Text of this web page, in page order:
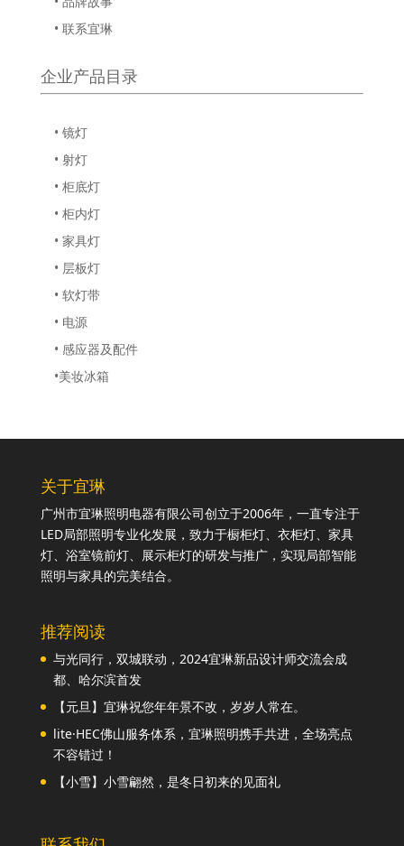
• 联系宜琳
企业产品目录
• 镜灯
• 射灯
• 柜底灯
• 柜内灯
• 家具灯
• 层板灯
• 软灯带
• 电源
• 感应器及配件
•美妆冰箱
关于宜琳
广州市宜琳照明电器有限公司创立于2006年，一直专注于
LED局部照明专业化发展，致力于橱柜灯、衣柜灯、家具
灯、浴室镜前灯、展示柜灯的研发与推广，实现局部智能
照明与家具的完美结合。
推荐阅读
与光同行，双城联动，2024宜琳新品设计师交流会成
都、哈尔滨首发
【元旦】宜琳祝您年年景不改，岁岁人常在。
lite·HEC佛山服务体系，宜琳照明携手共进，全场亮点
不容错过！
【小雪】小雪翩然，是冬日初来的见面礼